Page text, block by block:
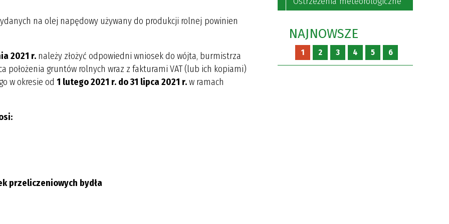
na olej napędowy używany do produkcji rolnej powinien
2021 r. należy złożyć odpowiedni wniosek do wójta, burmistrza
położenia gruntów rolnych wraz z fakturami VAT (lub ich kopiami)
w okresie od 1 lutego 2021 r. do 31 lipca 2021 r.w ramach
przeliczeniowych bydła
NAJNOWSZE
1 2 3 4 5 6